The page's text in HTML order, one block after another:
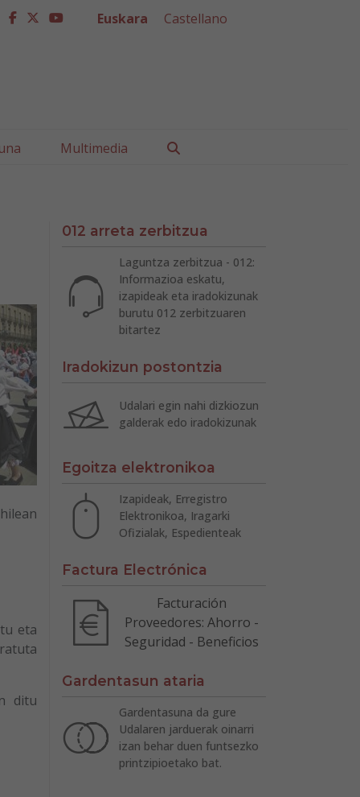
facebook
twitter
youtube
Euskara Castellano
Multimedia
eta
ditu
012 arreta zerbitzua
Laguntza zerbitzua - 012:
Informazioa eskatu,
izapideak eta iradokizunak
burutu 012 zerbitzuaren
bitartez
Iradokizun postontzia
Udalari egin nahi dizkiozun
galderak edo iradokizunak
Egoitza elektronikoa
Izapideak, Erregistro
Elektronikoa, Iragarki
Ofizialak, Espedienteak
Factura Electrónica
Facturación
Proveedores: Ahorro -
Seguridad - Beneficios
Gardentasun ataria
Gardentasuna da gure
Udalaren jarduerak oinarri
izan behar duen funtsezko
printzipioetako bat.